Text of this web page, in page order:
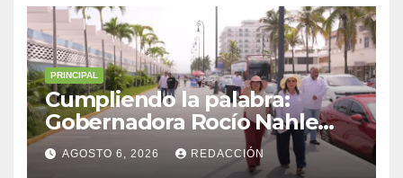
PRINCIPAL
Cumpliendo la palabra:
Gobernadora Rocío Nahle
impulsa la gran rehabilitación
del Centro Histórico de
AGOSTO 6, 2026 REDACCIÓN